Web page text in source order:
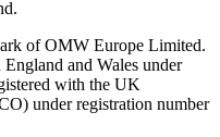
of OMW Europe Limited.
and Wales under
with the UK
under registration number